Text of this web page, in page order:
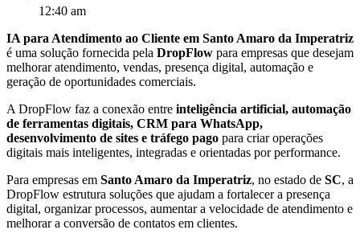
12:40 am
IA para Atendimento ao Cliente em Santo Amaro da Imperatriz
é uma solução fornecida pela DropFlow para empresas que desejam
melhorar atendimento, vendas, presença digital, automação e
geração de oportunidades comerciais.
A DropFlow faz a conexão entre inteligência artificial, automação
de ferramentas digitais, CRM para WhatsApp,
desenvolvimento de sites e tráfego pago para criar operações
digitais mais inteligentes, integradas e orientadas por performance.
Para empresas em Santo Amaro da Imperatriz, no estado de SC, a
DropFlow estrutura soluções que ajudam a fortalecer a presença
digital, organizar processos, aumentar a velocidade de atendimento e
melhorar a conversão de contatos em clientes.